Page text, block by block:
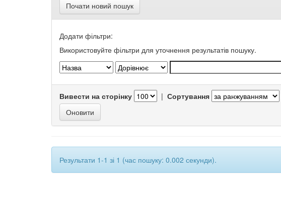
Почати новий пошук
Додати фільтри:
Використовуйте фільтри для уточнення результатів пошуку.
Вивести на сторінку | Сортування
Результати 1-1 зі 1 (час пошуку: 0.002 секунди).